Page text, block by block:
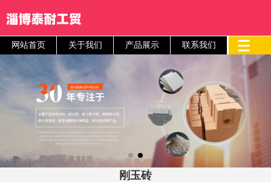
网站首页 关于我们 产品展示 联系我们
刚玉砖